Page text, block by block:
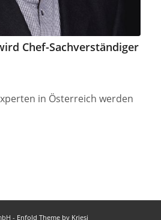
Chef-Sachverständiger
in Österreich werden
- Enfold Theme by Kriesi